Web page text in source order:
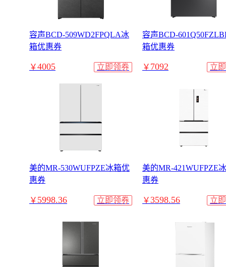
容声BCD-509WD2FPQLA冰
箱优惠券
￥4005 立即领券
容声BCD-
箱优惠券
￥ 7092 立
美的MR-530WUFPZE冰箱优
惠券
￥ 5998.36 立即领券
美的MR-421WUFPZE
惠券
￥3598.56 立